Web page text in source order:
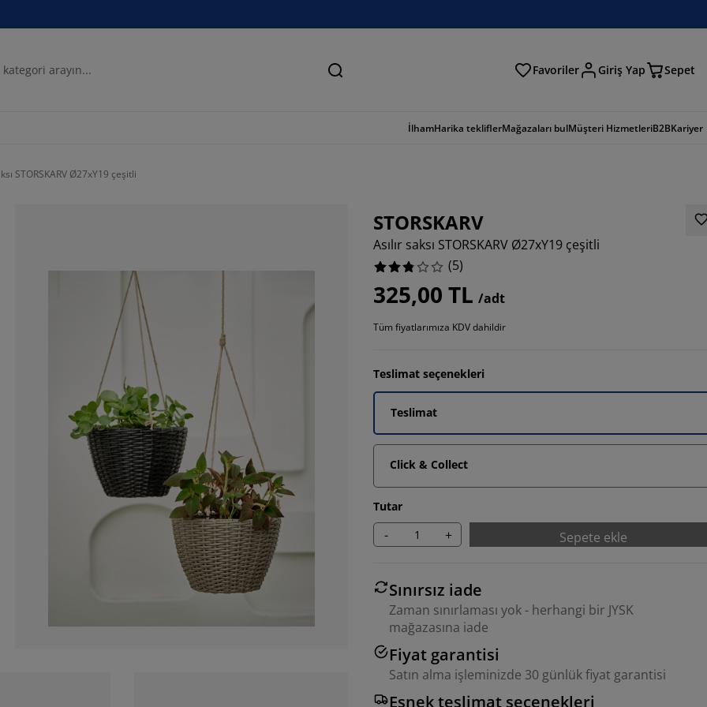
Ara Favoriler Giriş Yap Sepet
İlhamHarika tekliflerMağazaları bulMüşteri HizmetleriB2BKariyer
STORSKARV Ø27xY19 çeşitli
STORSKARV
Asılır saksı STORSKARV Ø27xY19 çeşitli
(5)
325,00 TL /adt
Tüm fiyatlarımıza KDV dahildir
Teslimat seçenekleri
Teslimat
Click & Collect
Tutar
- + Sepete ekle
Sınırsız iade
Zaman sınırlaması yok - herhangi bir JYSK
mağazasına iade
Fiyat garantisi
Satın alma işleminizde 30 günlük fiyat garantisi
Esnek teslimat seçenekleri